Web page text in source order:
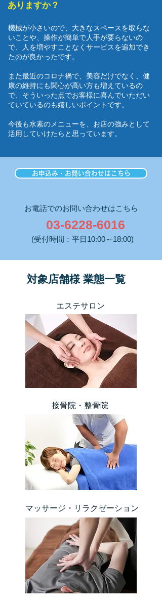
ありますか？
​機械が小さいので、大きなスペースを取らな
いことや、操作が簡単で人手が要らないの
で、人を増やすことなくサービスを追加でき
たのが良かったです。
​また最近のコロナ禍で、美容だけでなく、健
康の維持にも関心が高い方も増えているの
で、そういった点でお客様に喜んでいただい
ていているのも嬉しいポイントです。
​今後も水素のメニューを、お店の強みとして
活用していけたらと思っています。
お申込み・お問い合わせはこちら
​お電話でのお問い合わせはこちら
03-6228-6016
​(受付時間：平日10:00～18:00)
対象店舗様 業態一覧
エステサロン
​接骨院・整骨院
​マッサージ・リラクゼーション